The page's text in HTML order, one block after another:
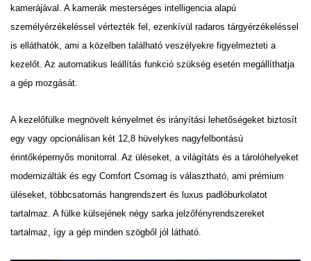
kamerájával. A kamerák mesterséges intelligencia alapú
személyérzékeléssel vértezték fel, ezenkívül radaros tárgyérzékeléssel
is elláthatók, ami a közelben található veszélyekre figyelmezteti a
kezelőt. Az automatikus leállítás funkció szükség esetén megállíthatja
a gép mozgását.
A kezelőfülke megnövelt kényelmet és irányítási lehetőségeket biztosít
egy vagy opcionálisan két 12,8 hüvelykes nagyfelbontású
érintőképernyős monitorral. Az üléseket, a világítáts és a tárolóhelyeket
modernizálták és egy Comfort Csomag is választható, ami prémium
üléseket, többcsatornás hangrendszert és luxus padlóburkolatot
tartalmaz. A fülke külsejének négy sarka jelzőfényrendszereket
tartalmaz, így a gép minden szögből jól látható.